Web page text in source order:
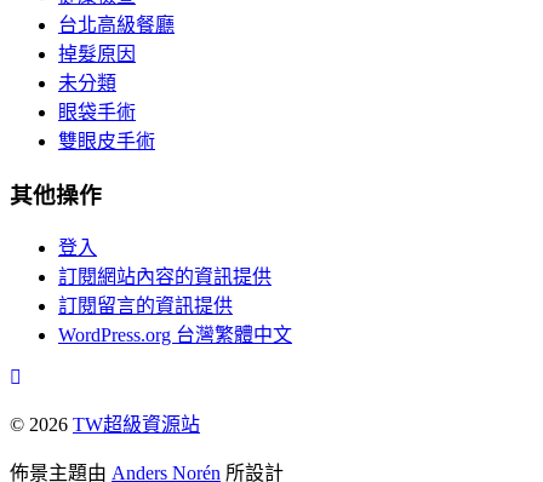
台北高級餐廳
掉髮原因
未分類
眼袋手術
雙眼皮手術
其他操作
登入
訂閱網站內容的資訊提供
訂閱留言的資訊提供
WordPress.org 台灣繁體中文
© 2026 TW超級資源站
佈景主題由 Anders Norén 所設計